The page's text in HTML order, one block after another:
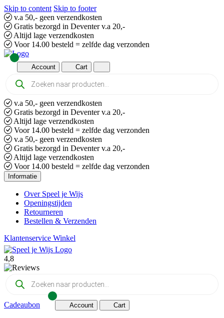
Skip to content Skip to footer
v.a 50,- geen verzendkosten
Gratis bezorgd in Deventer v.a 20,-
Altijd lage verzendkosten
Voor 14.00 besteld = zelfde dag verzonden
Account Cart
Producten
zoeken
v.a 50,- geen verzendkosten
Gratis bezorgd in Deventer v.a 20,-
Altijd lage verzendkosten
Voor 14.00 besteld = zelfde dag verzonden
v.a 50,- geen verzendkosten
Gratis bezorgd in Deventer v.a 20,-
Altijd lage verzendkosten
Voor 14.00 besteld = zelfde dag verzonden
Informatie
Over Speel je Wijs
Openingstijden
Retourneren
Bestellen & Verzenden
Klantenservice Winkel
4,8
Producten
zoeken
Cadeaubon Account Cart